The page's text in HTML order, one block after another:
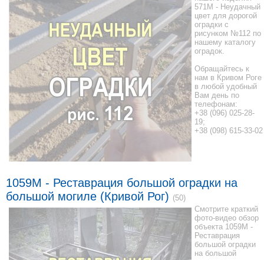
571M - Неудачный
цвет для дорогой
оградки с
рисунком №112 по
нашему каталогу
оградок.
Обращайтесь к
нам в Кривом Роге
в любой удобный
Вам день по
телефонам:
+38 (096) 025-28-
19;
+38 (098) 615-33-02
1059М - Реставрация большой оградки на
большой могиле (Кривой Рог) (50)
Смотрите краткий
фото-видео обзор
объекта 1059М -
Реставрация
большой оградки
на большой